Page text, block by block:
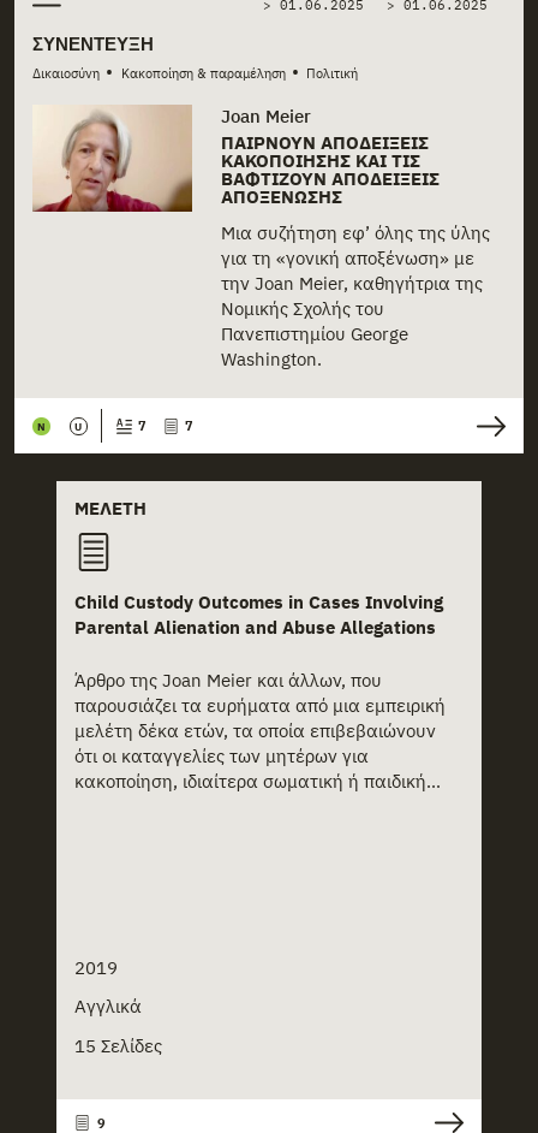
ΣΥΝΈΝΤΕΥΞΗ
Δικαιοσύνη • Κακοποίηση & παραμέληση • Πολιτική
> 01.06.2025 > 01.06.2025
Joan Meier
ΠΑΊΡΝΟΥΝ ΑΠΟΔΕΊΞΕΙΣ
ΚΑΚΟΠΟΊΗΣΗΣ ΚΑΙ ΤΙΣ
ΒΑΦΤΊΖΟΥΝ ΑΠΟΔΕΊΞΕΙΣ
ΑΠΟΞΈΝΩΣΗΣ
Μια συζήτηση εφ’ όλης της ύλης
για τη «γονική αποξένωση» με
την Joan Meier, καθηγήτρια της
Νομικής Σχολής του
Πανεπιστημίου George
Washington.
N U 7 7
ΜΕΛΈΤΗ
Child Custody Outcomes in Cases Involving
Parental Alienation and Abuse Allegations
Άρθρο της Joan Meier και άλλων, που
παρουσιάζει τα ευρήματα από μια εμπειρική
μελέτη δέκα ετών, τα οποία επιβεβαιώνουν
ότι οι καταγγελίες των μητέρων για
κακοποίηση, ιδιαίτερα σωματική ή παιδική...
2019
Αγγλικά
15 Σελίδες
9